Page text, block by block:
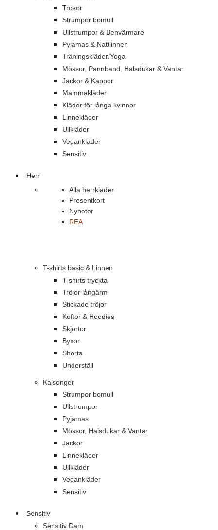
Trosor
Strumpor bomull
Ullstrumpor & Benvärmare
Pyjamas & Nattlinnen
Träningskläder/Yoga
Mössor, Pannband, Halsdukar & Vantar
Jackor & Kappor
Mammakläder
Kläder för långa kvinnor
Linnekläder
Ullkläder
Vegankläder
Sensitiv
Herr
Alla herrkläder
Presentkort
Nyheter
REA
T-shirts basic & Linnen
T-shirts tryckta
Tröjor långärm
Stickade tröjor
Koftor & Hoodies
Skjortor
Byxor
Shorts
Underställ
Kalsonger
Strumpor bomull
Ullstrumpor
Pyjamas
Mössor, Halsdukar & Vantar
Jackor
Linnekläder
Ullkläder
Vegankläder
Sensitiv
Sensitiv
Sensitiv Dam